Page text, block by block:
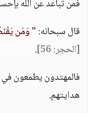
فمن تباعد عن الله
قال سبحانه:" وَمَن
[الحجر: 56]
.
فالمهتدون يطمعون
هدايتهم.